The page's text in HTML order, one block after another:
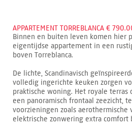
APPARTEMENT TORREBLANCA €
Binnen en buiten leven komen hier
eigentijdse appartement in een
boven Torreblanca.
De lichte, Scandinavisch
volledig ingerichte keuken zorgen
praktische woning. Het royale
een panoramisch frontaal zeezicht,
voorzieningen zoals
elektrische zonwering extra comfort